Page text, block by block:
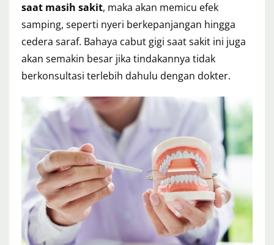
saat masih sakit, maka akan memicu efek
samping, seperti nyeri berkepanjangan hingga
cedera saraf. Bahaya cabut gigi saat sakit ini juga
akan semakin besar jika tindakannya tidak
berkonsultasi terlebih dahulu dengan dokter.